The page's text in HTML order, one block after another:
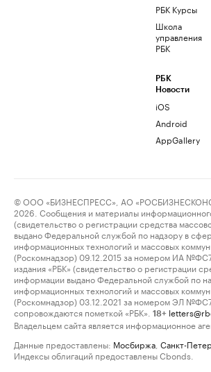
РБК Курсы
Школа
управления
РБК
РБК
Новости
iOS
Android
AppGallery
© ООО «БИЗНЕСПРЕСС», АО
2026. Сообщения и материалы
(свидетельство о регистрации средства
выдано Федеральной службой по надзору в
информационных технологий и массовых
(Роскомнадзор) 09.12.2015 за номером ИА
издания «РБК» (свидетельство о регистрации
информации выдано Федеральной службой по
информационных технологий и массовых
(Роскомнадзор) 03.12.2021 за номером ЭЛ
сопровождаются пометкой «РБК».
18+
Владельцем сайта является информационное
Данные предоставлены: Мосбиржа Санкт-
Индексы облигаций предоставлены Cbonds.